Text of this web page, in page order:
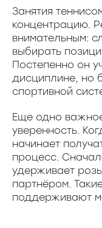
Занятия
концентрацию.
внимательным:
выбирать
Постепенно он
дисциплине, но
спортивной
Еще одно
уверенность.
начинает
процесс.
удерживает
партнёром.
поддерживают